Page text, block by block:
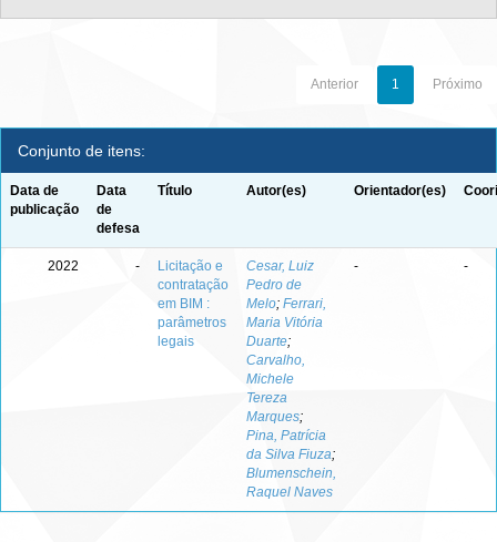
Anterior 1 Próximo
Conjunto de itens:
Data de
publicação
Data
de
defesa
Título Autor(es) Orientador(es)
2022 -
Licitação e
contratação
em BIM :
parâmetros
legais
Cesar, Luiz
Pedro de
Melo; Ferrari,
Maria Vitória
Duarte;
Carvalho,
Michele
Tereza
Marques;
Pina, Patrícia
da Silva Fiuza;
Blumenschein,
Raquel Naves
- -